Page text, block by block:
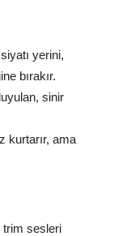
yerini,
bırakır.
sinir
kurtarır, ama
trim sesleri